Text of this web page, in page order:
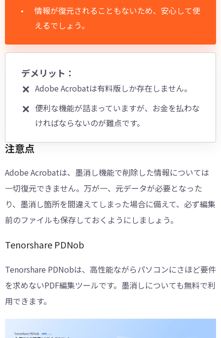
情報が復元されることもないため、安心して使
えるでしょう。
デメリット：
Adobe Acrobatは有料版しか存在しません。
便利な機能が詰まっていますが、お金を払わな
ければならないのが難点です。
注意点
Adobe Acrobatは、墨消し機能で削除した情報については
一切復元できません。万が一、元データが必要となった
り、墨消し箇所を間違えてしまった場合に備えて、必ず編集
前のファイルも保存しておくようにしましょう。
Tenorshare PDNob
Tenorshare PDNobは、高性能ながらパソコンにさほど要件
を求めないPDF編集ツールです。墨消しについても無料で利
用できます。